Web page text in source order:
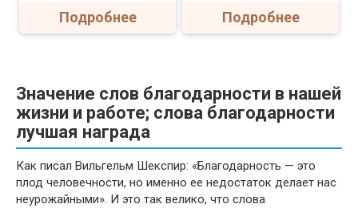
Подробнее Подробнее
Значение слов благодарности в нашей
жизни и работе; слова благодарности
лучшая награда
Как писал Вильгельм Шекспир: «Благодарность — это
плод человечности, но именно ее недостаток делает нас
неурожайными». И это так велико, что слова